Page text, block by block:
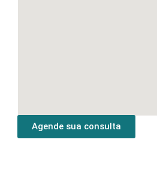
Agende sua consulta